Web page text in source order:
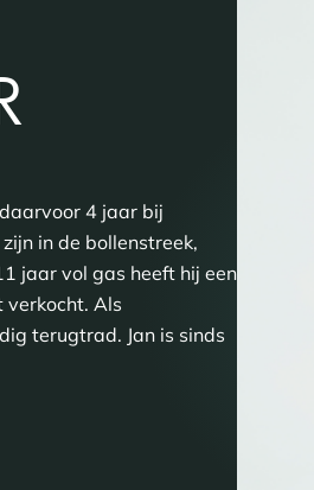
4 jaar bij
in de bollenstreek,
jaar vol gas heeft hij een
verkocht. Als
terugtrad. Jan is sinds